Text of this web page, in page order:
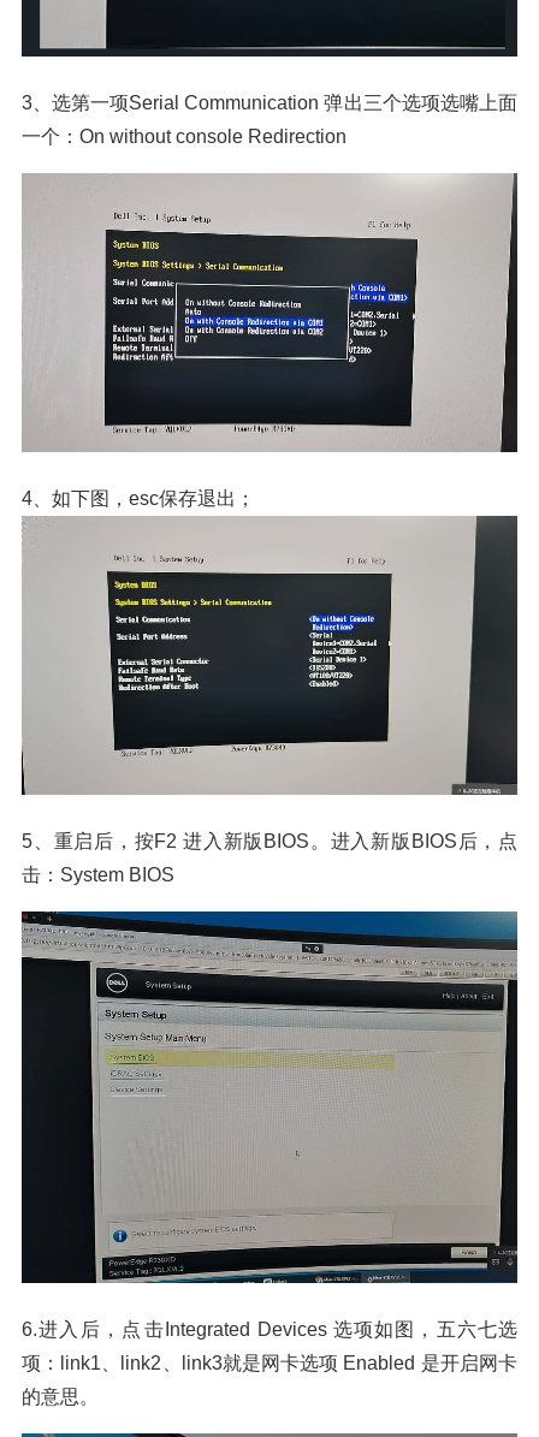
3、选第一项Serial Communication 弹出三个选项选嘴上面
一个：On without console Redirection
4、如下图，esc保存退出；
5、 重启后， 按F2 进入新版BIOS。 进入新版BIOS后，点
击：System BIOS
6.进入后，点 击Integrated Devices 选项如图，五六七选
项：link1、link2、link3就是网卡选项 Enabled 是开启网卡
的意思。